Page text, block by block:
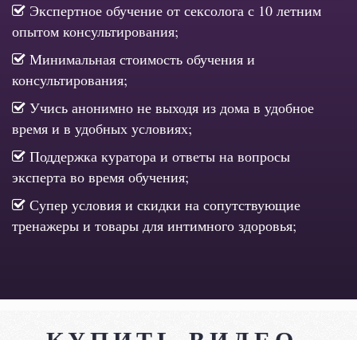
Экспертное обучение от сексолога с 10 летним
опытом консультирования;
Минимальная стоимость обучения и
консультирования;
Учись анонимно не выходя из дома в удобное
время и в удобных условиях;
Поддержка куратора и ответы на вопросы
эксперта во время обучения;
Супер условия и скидки на сопутствующие
тренажеры и товары для интимного здоровья;